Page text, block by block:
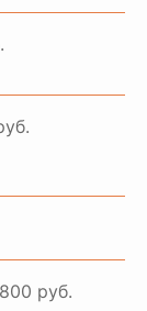
руб.